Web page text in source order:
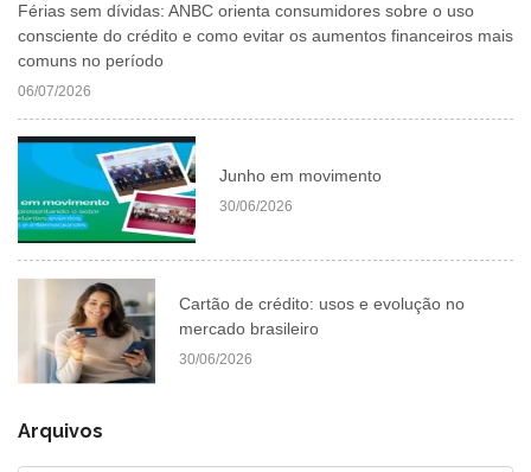
Férias sem dívidas: ANBC orienta consumidores sobre o uso
consciente do crédito e como evitar os aumentos financeiros mais
comuns no período
06/07/2026
Junho em movimento
30/06/2026
Cartão de crédito: usos e evolução no
mercado brasileiro
30/06/2026
Arquivos